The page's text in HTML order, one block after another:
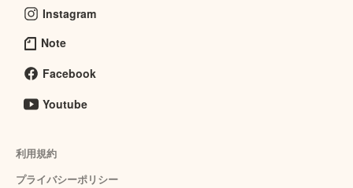
Instagram
Note
Facebook
Youtube
利用規約
プライバシーポリシー